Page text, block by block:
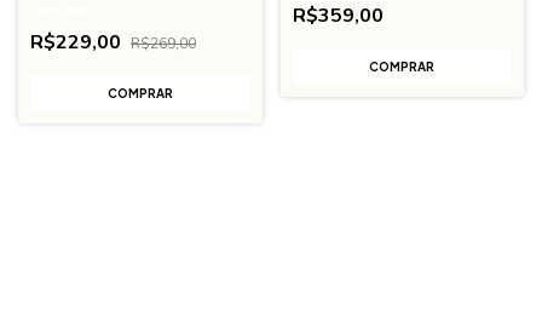
R$229,00 R$269,00
COMPRAR
R$359,00
COMPRAR